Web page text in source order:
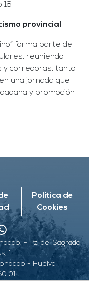
18
provincial
forma parte del
reuniendo
y corredoras, tanto
una jornada que
y promoción
Política de
Cookies
- Pz. del Sagrado
1
- Huelva
01